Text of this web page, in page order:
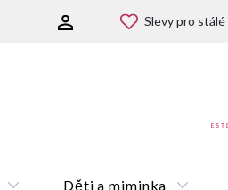
Slevy pro stálé
Děti a miminka